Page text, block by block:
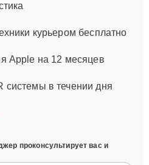
курьером бесплатно
Apple на 12 месяцев
в течении дня
проконсультирует вас и